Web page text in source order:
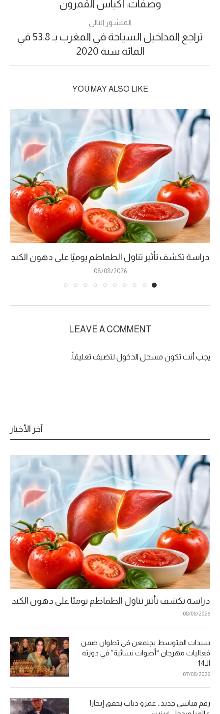
وصفات: أكياس القمرون
المنشور التالي
تراجع المداخيل السياحة في المغرب بـ 53.8 في
المائة سنة 2020
YOU MAY ALSO LIKE
دراسة تكشف تأثير تناول الطماطم يوميًا على دهون الكبد
08/08/2026
LEAVE A COMMENT
يجب أنت تكون مسجل الدخول لتضيف تعليقاً.
آخر الأخبار
دراسة تكشف تأثير تناول الطماطم يوميًا على دهون الكبد
08/08/2026
سيدات المتوسط يجتمعن في تطوان ضمن
فعاليات مهرجان “أصوات نسائية” في دورته
الـ14
07/08/2026
رقم قياسي جديد.. عمرو دياب يحقق إنجازا